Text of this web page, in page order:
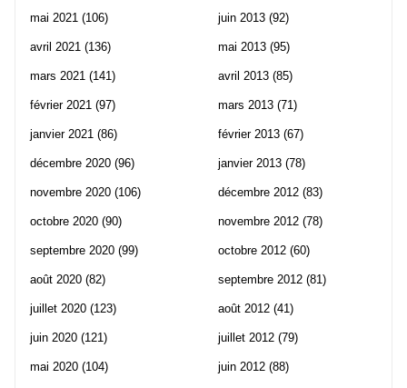
mai 2021 (106)
avril 2021 (136)
mars 2021 (141)
février 2021 (97)
janvier 2021 (86)
décembre 2020 (96)
novembre 2020 (106)
octobre 2020 (90)
septembre 2020 (99)
août 2020 (82)
juillet 2020 (123)
juin 2020 (121)
mai 2020 (104)
juin 2013 (92)
mai 2013 (95)
avril 2013 (85)
mars 2013 (71)
février 2013 (67)
janvier 2013 (78)
décembre 2012 (83)
novembre 2012 (78)
octobre 2012 (60)
septembre 2012 (81)
août 2012 (41)
juillet 2012 (79)
juin 2012 (88)